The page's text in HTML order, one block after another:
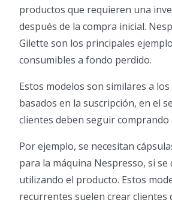
productos que requieren una
después de la compra inicial.
Gilette son los principales
consumibles a fondo perdido.
Estos modelos son similares a
basados en la suscripción, en el
clientes deben seguir comprando
Por ejemplo, se necesitan
para la máquina Nespresso, si se
utilizando el producto. Estos
recurrentes suelen crear clientes